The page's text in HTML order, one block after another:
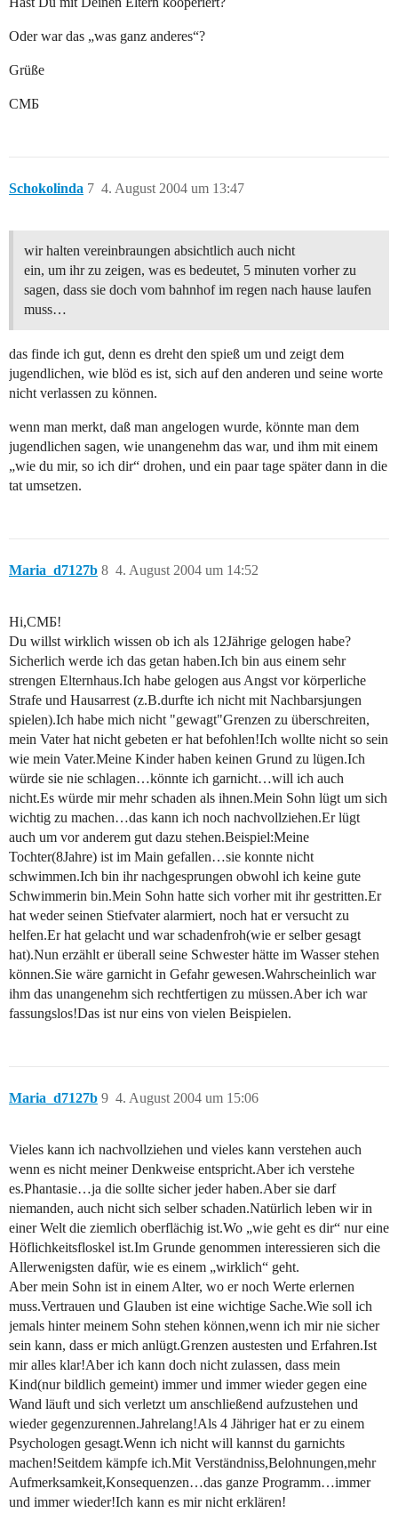
Oder war das „was ganz anderes“?
Grüße
CMБ
Schokolinda 4. August 2004 um 13:47
7
wir halten vereinbraungen absichtlich auch nicht
ein, um ihr zu zeigen, was es bedeutet, 5 minuten vorher zu
sagen, dass sie doch vom bahnhof im regen nach hause laufen
muss…
das finde ich gut, denn es dreht den spieß um und zeigt dem
jugendlichen, wie blöd es ist, sich auf den anderen und seine worte
nicht verlassen zu können.
wenn man merkt, daß man angelogen wurde, könnte man dem
jugendlichen sagen, wie unangenehm das war, und ihm mit einem
„wie du mir, so ich dir“ drohen, und ein paar tage später dann in die
tat umsetzen.
Maria_d7127b 4. August 2004 um 14:52
8
Hi,CMБ!
Du willst wirklich wissen ob ich als 12Jährige gelogen habe?
Sicherlich werde ich das getan haben.Ich bin aus einem sehr
strengen Elternhaus.Ich habe gelogen aus Angst vor körperliche
Strafe und Hausarrest (z.B.durfte ich nicht mit Nachbarsjungen
spielen).Ich habe mich nicht "gewagt"Grenzen zu überschreiten,
mein Vater hat nicht gebeten er hat befohlen!Ich wollte nicht so sein
wie mein Vater.Meine Kinder haben keinen Grund zu lügen.Ich
würde sie nie schlagen…könnte ich garnicht…will ich auch
nicht.Es würde mir mehr schaden als ihnen.Mein Sohn lügt um sich
wichtig zu machen…das kann ich noch nachvollziehen.Er lügt
auch um vor anderem gut dazu stehen.Beispiel:Meine
Tochter(8Jahre) ist im Main gefallen…sie konnte nicht
schwimmen.Ich bin ihr nachgesprungen obwohl ich keine gute
Schwimmerin bin.Mein Sohn hatte sich vorher mit ihr gestritten.Er
hat weder seinen Stiefvater alarmiert, noch hat er versucht zu
helfen.Er hat gelacht und war schadenfroh(wie er selber gesagt
hat).Nun erzählt er überall seine Schwester hätte im Wasser stehen
können.Sie wäre garnicht in Gefahr gewesen.Wahrscheinlich war
ihm das unangenehm sich rechtfertigen zu müssen.Aber ich war
fassungslos!Das ist nur eins von vielen Beispielen.
Maria_d7127b 4. August 2004 um 15:06
9
Vieles kann ich nachvollziehen und vieles kann verstehen auch
wenn es nicht meiner Denkweise entspricht.Aber ich verstehe
es.Phantasie…ja die sollte sicher jeder haben.Aber sie darf
niemanden, auch nicht sich selber schaden.Natürlich leben wir in
einer Welt die ziemlich oberflächig ist.Wo „wie geht es dir“ nur eine
Höflichkeitsfloskel ist.Im Grunde genommen interessieren sich die
Allerwenigsten dafür, wie es einem „wirklich“ geht.
Aber mein Sohn ist in einem Alter, wo er noch Werte erlernen
muss.Vertrauen und Glauben ist eine wichtige Sache.Wie soll ich
jemals hinter meinem Sohn stehen können,wenn ich mir nie sicher
sein kann, dass er mich anlügt.Grenzen austesten und Erfahren.Ist
mir alles klar!Aber ich kann doch nicht zulassen, dass mein
Kind(nur bildlich gemeint) immer und immer wieder gegen eine
Wand läuft und sich verletzt um anschließend aufzustehen und
wieder gegenzurennen.Jahrelang!Als 4 Jähriger hat er zu einem
Psychologen gesagt.Wenn ich nicht will kannst du garnichts
machen!Seitdem kämpfe ich.Mit Verständniss,Belohnungen,mehr
Aufmerksamkeit,Konsequenzen…das ganze Programm…immer
und immer wieder!Ich kann es mir nicht erklären!